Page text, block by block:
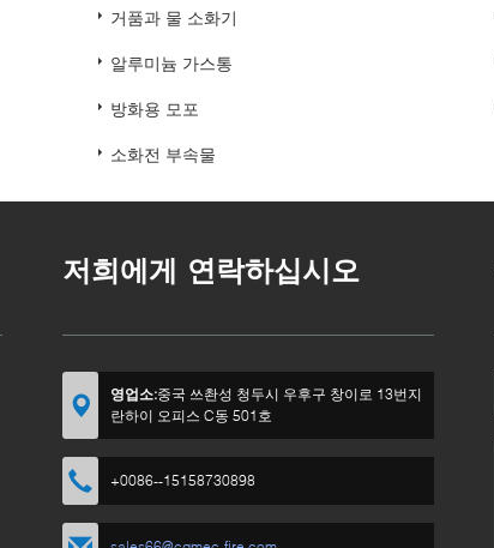
거품과 물 소화기
알루미늄 가스통
방화용 모포
소화전 부속물
저희에게 연락하십시오
영업소:중국 쓰촨성 청두시 우후구 창이로 13번지
란하이 오피스 C동 501호
+0086--15158730898